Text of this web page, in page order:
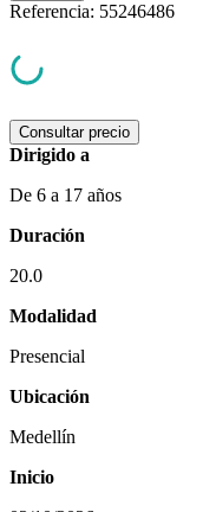
Referencia: 55246486
Consultar precio
Dirigido a
De 6 a 17 años
Duración
20.0
Modalidad
Presencial
Ubicación
Medellín
Inicio